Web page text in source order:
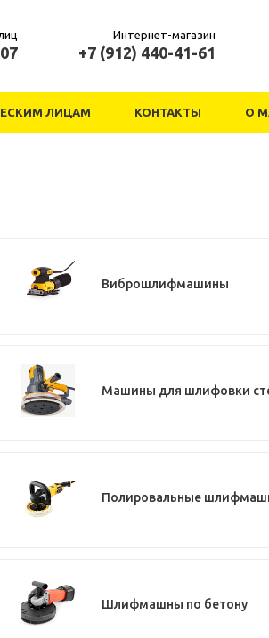
Интернет-магазин
+7 (912) 440-41-61
ЛИЦАМ КОНТАКТЫ О
Виброшлифмашины
Машины для шлифовки
Полировальные
Шлифмашны по бетону